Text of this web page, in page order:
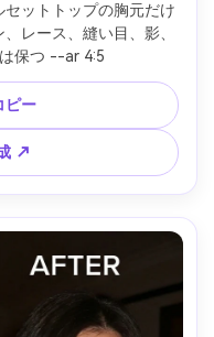
ットトップの胸元だけ
レース、縫い目、影、
保つ --ar 4:5
ピー
↗